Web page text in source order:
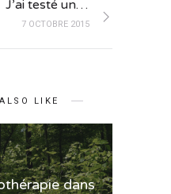
J’ai testé un dimanche à Rosa Bonheur
7 OCTOBRE 2015
LIKE
dans